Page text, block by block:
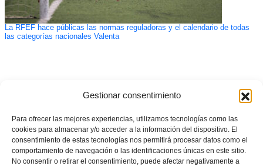
Gestionar consentimiento
Para ofrecer las mejores experiencias, utilizamos tecnologías como las
cookies para almacenar y/o acceder a la información del dispositivo. El
consentimiento de estas tecnologías nos permitirá procesar datos como el
comportamiento de navegación o las identificaciones únicas en este sitio.
No consentir o retirar el consentimiento, puede afectar negativamente a
La RFEF hace públicas las normas reguladoras y el calendario de todas
las categorías nacionales Valenta